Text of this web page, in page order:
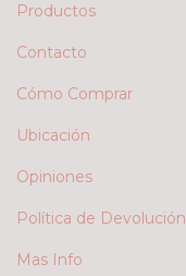
Productos
Contacto
Cómo Comprar
Ubicación
Opiniones
Política de Devolución
Mas Info